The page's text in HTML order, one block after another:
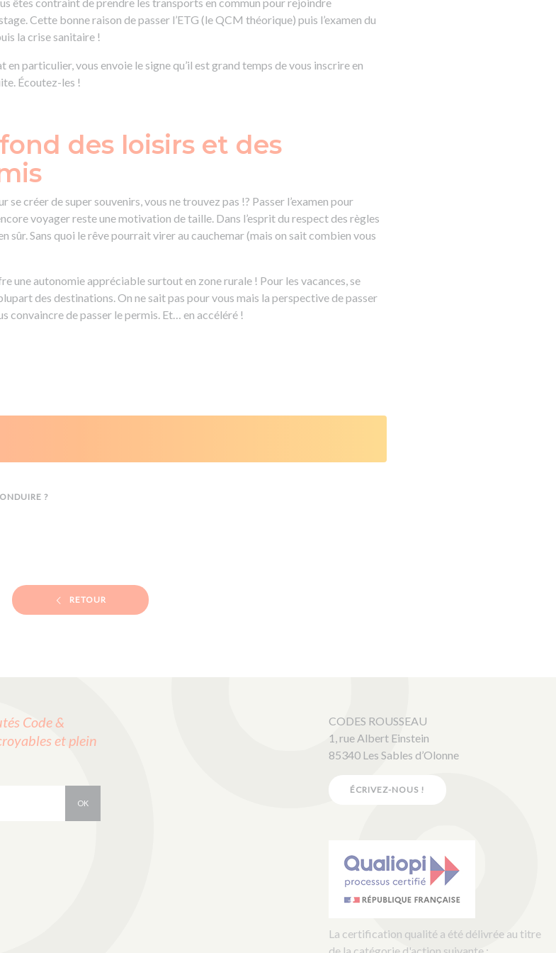
Cette bonne raison de passer l’ETG (le QCM théorique) puis l’examen du
la crise sanitaire !
particulier, vous envoie le signe qu’il est grand temps de vous inscrire en
Écoutez-les !
des loisirs et des
créer de super souvenirs, vous ne trouvez pas !? Passer l’examen pour
voyager reste une motivation de taille. Dans l’esprit du respect des règles
sûr. Sans quoi le rêve pourrait virer au cauchemar (mais on sait combien vous
une autonomie appréciable surtout en zone rurale ! Pour les vacances, se
des destinations. On ne sait pas pour vous mais la perspective de passer
convaincre de passer le permis. Et… en accéléré !
?
RETOUR
Code &
et plein
OK
CODES ROUSSEAU
1, rue Albert Einstein
85340 Les Sables d’Olonne
ÉCRIVEZ-NOUS !
La certification qualité a été délivrée au titre